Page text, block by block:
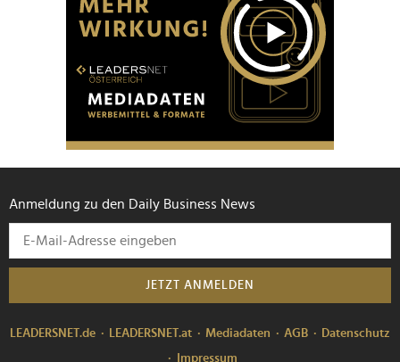
Anmeldung zu den Daily Business News
JETZT ANMELDEN
LEADERSNET.de LEADERSNET.at Mediadaten AGB
Datenschutz
Impressum